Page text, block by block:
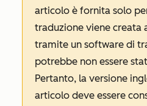
articolo è fornita solo
traduzione viene creata
tramite un software di
potrebbe non essere
Pertanto, la versione
articolo deve essere